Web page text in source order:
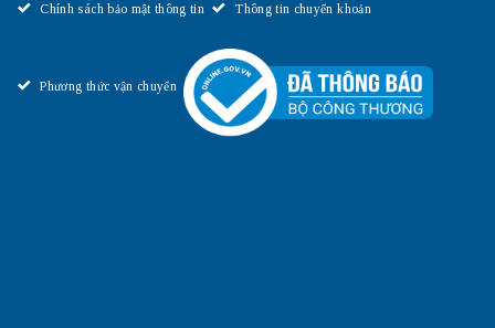
Chính sách bảo mật thông tin Thông tin chuyển khoản
Phương thức vận chuyển